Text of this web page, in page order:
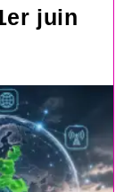
juin